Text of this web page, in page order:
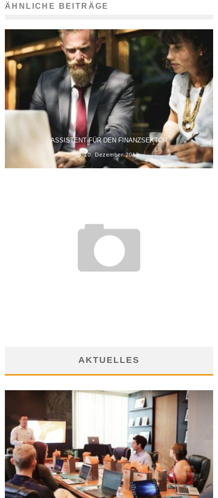
ÄHNLICHE BEITRÄGE
ASSISTENT FÜR DEN FINANZSEKTOR
10. Dezember 2018
AKTUELLES